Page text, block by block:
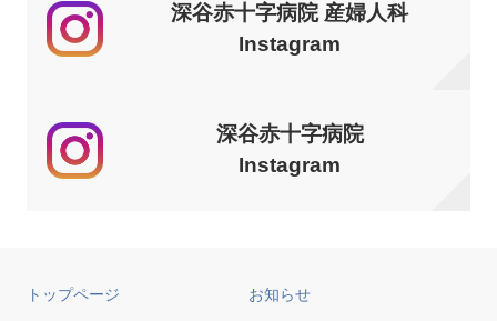
深谷赤十字病院 産婦人科
Instagram
深谷赤十字病院
Instagram
トップページ お知らせ